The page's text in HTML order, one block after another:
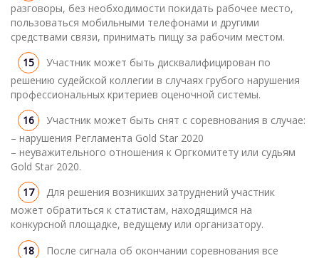
разговоры, без необходимости покидать рабочее место,
пользоваться мобильными телефонами и другими
средствами связи, принимать пищу за рабочим местом.
Участник может быть дисквалифицирован по
решению судейской коллегии в случаях грубого нарушения
профессиональных критериев оценочной системы.
Участник может быть снят с соревнования в случае:
– нарушения Регламента Gold Star 2020
– неуважительного отношения к Оргкомитету или судьям
Gold Star 2020.
Для решения возникших затруднений участник
может обратиться к статистам, находящимся на
конкурсной площадке, ведущему или организатору.
После сигнала об окончании соревнования все